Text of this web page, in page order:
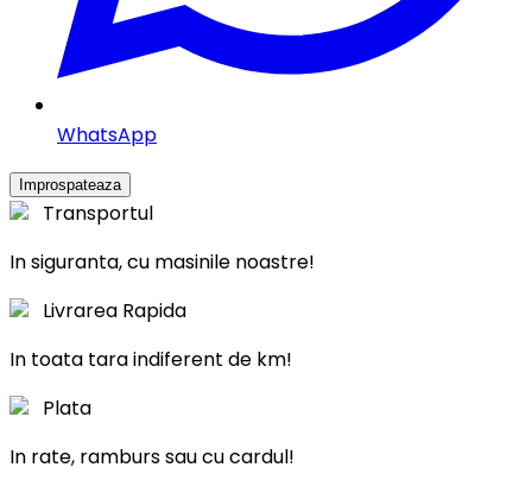
WhatsApp
Transportul
In siguranta, cu masinile noastre!
Livrarea Rapida
In toata tara indiferent de km!
Plata
In rate, ramburs sau cu cardul!